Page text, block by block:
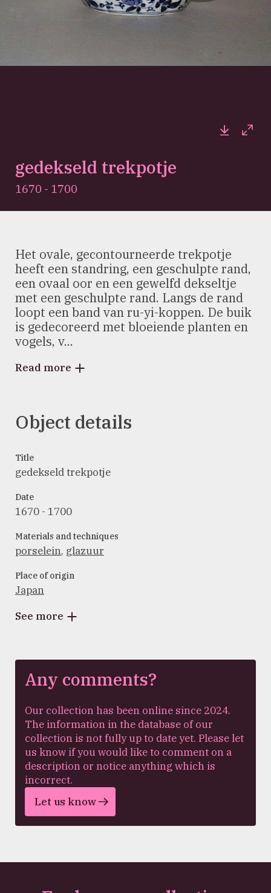
gedekseld trekpotje
1670 - 1700
Het ovale, gecontourneerde trekpotje
heeft een standring, een geschulpte rand,
een ovaal oor en een gewelfd dekseltje
met een geschulpte rand. Langs de rand
loopt een band van ru-yi-koppen. De buik
is gedecoreerd met bloeiende planten en
vogels, v...
Read more
Object details
Title
gedekseld trekpotje
Date
1670 - 1700
Materials and techniques
porselein, glazuur
Place of origin
Japan
See more
Any comments?
Our collection has been online since 2024.
The information in the database of our
collection is not fully up to date yet. Please let
us know if you would like to comment on a
description or notice anything which is
incorrect.
Let us know